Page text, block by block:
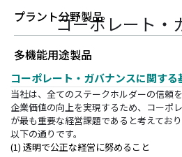
プラント分野製品
多機能用途製品
企業情報
ニュース
コーポレート・
コーポレート・ガバナンスに関す
当社は、全てのステークホルダーの信頼
企業価値の向上を実現するため、コーポ
が最も重要な経営課題であると考えてお
以下の通りです。
(1) 透明で公正な経営に努めること